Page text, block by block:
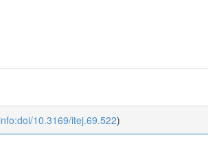
10.3169/itej.69.522)